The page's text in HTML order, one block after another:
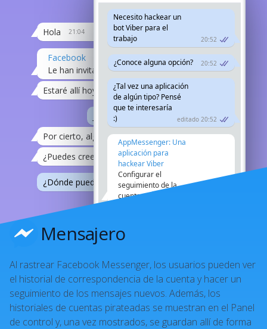
o en un viaje
21:04
Hola
20:07
Facebook
Le han invitado a un acto...
21:08
Estaré allí hoy.
21:12
Ja, a lo mejor me apunto.
21:08
Por cierto, alguien hackeó mi viber
21:08
¿Puedes creerlo?
21:12
¿Dónde puedo encontrar tus fotos? :))
21:08
No lo sé.
20:52
Necesito hackear un
bot Viber para el
trabajo
20:52
¿Conoce alguna opción?
editado 20:52
¿Tal vez una aplicación
de algún tipo? Pensé
que te interesaría
:)
AppMessenger: Una
aplicación para
hackear Viber
Configurar el
seguimiento de la
cuenta en...
Mensajero
Al rastrear Facebook Messenger, los usuarios pueden ver
el historial de correspondencia de la cuenta y hacer un
seguimiento de los mensajes nuevos. Además, los
historiales de cuentas pirateadas se muestran en el Panel
de control y, una vez mostrados, se guardan allí de forma